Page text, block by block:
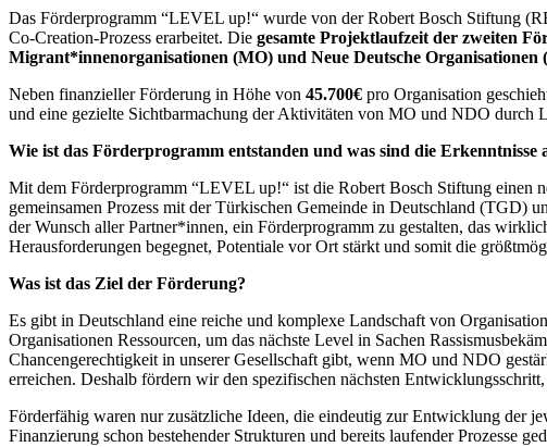
Das Förderprogramm “LEVEL up!“ wurde von der Robert Bosch Stiftung
Co-Creation-Prozess erarbeitet. Die gesamte Projektlaufzeit der zweiten
Migrant*innenorganisationen (MO) und Neue Deutsche Organisationen
Neben finanzieller Förderung in Höhe von 45.700€ pro Organisation
und eine gezielte Sichtbarmachung der Aktivitäten von MO und NDO durch
Wie ist das Förderprogramm entstanden und was sind die Erkenntnisse
Mit dem Förderprogramm “LEVEL up!“ ist die Robert Bosch Stiftung einen
gemeinsamen Prozess mit der Türkischen Gemeinde in Deutschland (TGD)
der Wunsch aller Partner*innen, ein Förderprogramm zu gestalten, das
Herausforderungen begegnet, Potentiale vor Ort stärkt und somit die
Was ist das Ziel der Förderung?
Es gibt in Deutschland eine reiche und komplexe Landschaft von
Organisationen Ressourcen, um das nächste Level in Sachen
Chancengerechtigkeit in unserer Gesellschaft gibt, wenn MO und NDO
erreichen. Deshalb fördern wir den spezifischen nächsten
Förderfähig waren nur zusätzliche Ideen, die eindeutig zur Entwicklung der
Finanzierung schon bestehender Strukturen und bereits laufender Prozesse